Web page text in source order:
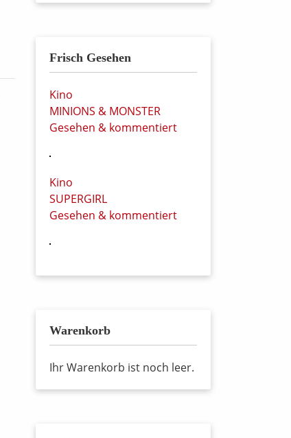
Frisch Gesehen
Kino
MINIONS & MONSTER
Gesehen & kommentiert
Kino
SUPERGIRL
Gesehen & kommentiert
Warenkorb
Ihr Warenkorb ist noch leer.